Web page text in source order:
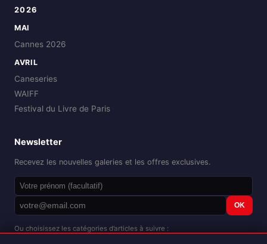
2026
MAI
Cannes 2026
AVRIL
Caneseries
WAIFF
Festival du Livre de Paris
Newsletter
Recevez les nouvelles galeries et les offres exclusives.
OK
Ou choisissez les catégories d’articles à suivre :